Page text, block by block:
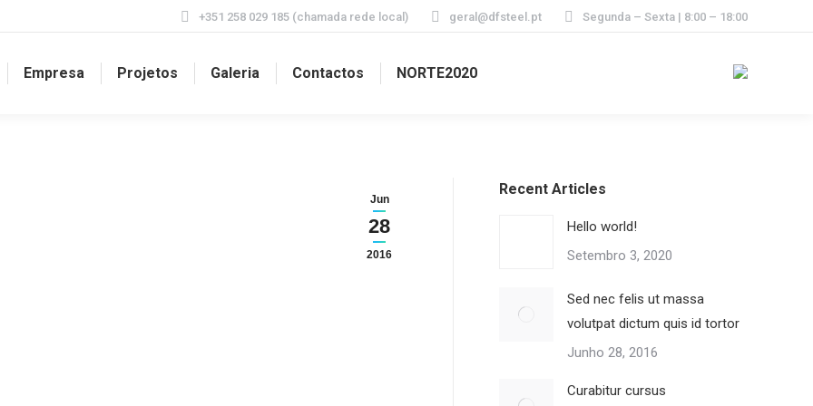
+351 258 029 185 (chamada rede local) geral@dfsteel.pt Segunda – Sexta | 8:00 – 18:00
Empresa Projetos Galeria Contactos NORTE2020
Jun
28
2016
Recent Articles
Hello world!
Setembro 3, 2020
Sed nec felis ut massa
volutpat dictum quis id tortor
Junho 28, 2016
Curabitur cursus